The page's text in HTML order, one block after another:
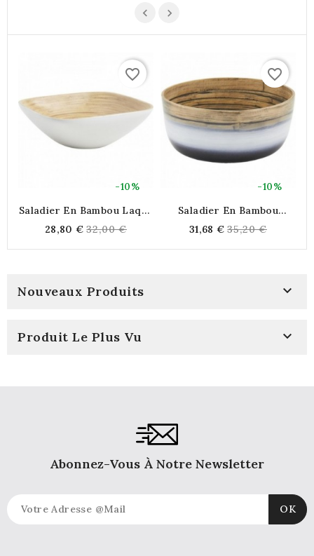
-10%
favorite_border
Saladier En Bambou Laqué
28,80 € Regular
price
32,00 €
-10%
favorite_border
Saladier En Bambou
Blanc Ø 22 Cm
31,68 € Regular
price
35,20 €
Nouveaux Produits 
Produit Le Plus Vu 
Abonnez-Vous À Notre Newsletter